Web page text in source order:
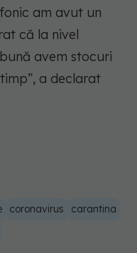
am avut un
că la nivel
avem stocuri
, a declarat
coronavirus
carantina